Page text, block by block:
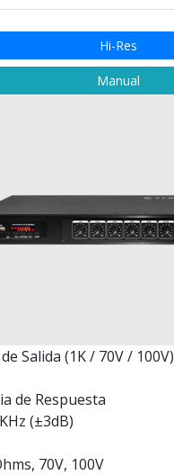
Hi-Res
Manual
Salida (1K / 70V / 100V)
de Respuesta
(±3dB)
70V, 100V